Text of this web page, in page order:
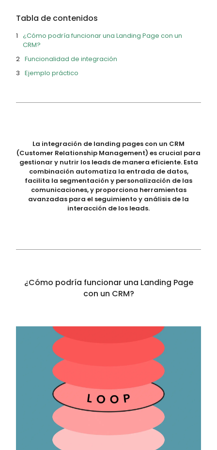
Tabla de contenidos
¿Cómo podría funcionar una Landing Page con un
CRM?
Funcionalidad de integración
Ejemplo práctico
La integración de landing pages con un CRM
(Customer Relationship Management) es crucial para
gestionar y nutrir los leads de manera eficiente. Esta
combinación automatiza la entrada de datos,
facilita la segmentación y personalización de las
comunicaciones, y proporciona herramientas
avanzadas para el seguimiento y análisis de la
interacción de los leads.
¿Cómo podría funcionar una Landing Page
con un CRM?